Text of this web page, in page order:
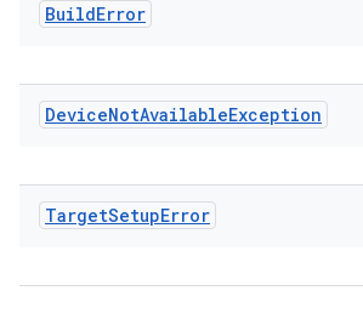
BuildError
DeviceNotAvailableException
TargetSetupError